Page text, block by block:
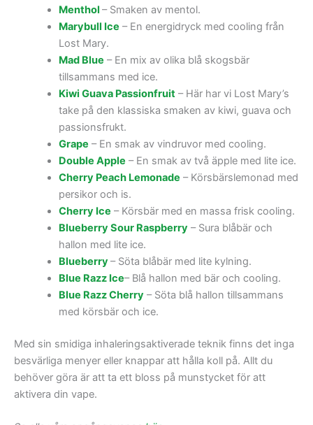
Menthol – Smaken av mentol.
Marybull Ice – En energidryck med cooling från
Lost Mary.
Mad Blue – En mix av olika blå skogsbär
tillsammans med ice.
Kiwi Guava Passionfruit– Här har vi Lost Mary’s
take på den klassiska smaken av kiwi, guava och
passionsfrukt.
Grape – En smak av vindruvor med cooling.
Double Apple – En smak av två äpple med lite ice.
Cherry Peach Lemonade – Körsbärslemonad med
persikor och is.
Cherry Ice – Körsbär med en massa frisk cooling.
Blueberry Sour Raspberry– Sura blåbär och
hallon med lite ice.
Blueberry– Söta blåbär med lite kylning.
Blue Razz Ice– Blå hallon med bär och cooling.
Blue Razz Cherry– Söta blå hallon tillsammans
med körsbär och ice.
Med sin smidiga inhaleringsaktiverade teknik finns det inga
besvärliga menyer eller knappar att hålla koll på. Allt du
behöver göra är att ta ett bloss på munstycket för att
aktivera din vape.